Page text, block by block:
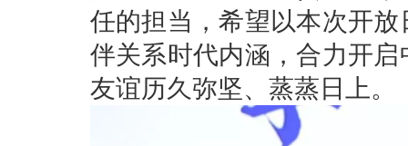
任的担当，希望以本次开
伴关系时代内涵，合力开
友谊历久弥坚、蒸蒸日上。